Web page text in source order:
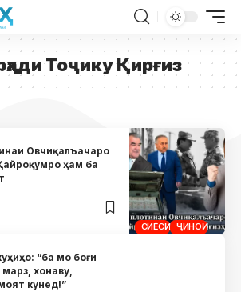
Тоҷику Қирғиз
СИЁСӢ ҶИНОӢ
Овчиқалъачаро
ҳам ба
“ба мо боғи
хонаву,
кунед!”